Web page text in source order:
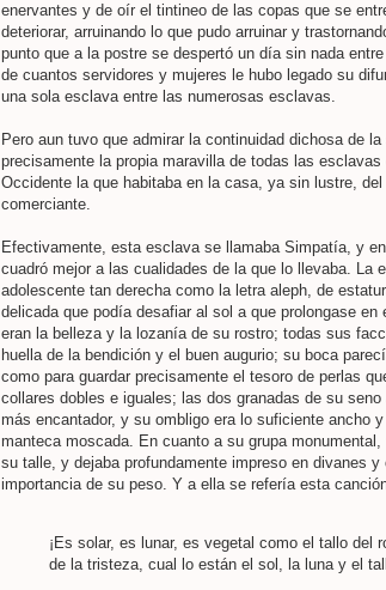
enervantes y de oír el tintineo de las copas que se
deteriorar, arruinando lo que pudo arruinar y
punto que a la postre se despertó un día sin nada
de cuantos servidores y mujeres le hubo legado su
una sola esclava entre las numerosas esclavas.
Pero aun tuvo que admirar la continuidad dichosa de
precisamente la propia maravilla de todas las
Occidente la que habitaba en la casa, ya sin lustre,
comerciante.
Efectivamente, esta esclava se llamaba Simpatía, y
cuadró mejor a las cualidades de la que lo llevaba. La
adolescente tan derecha como la letra aleph, de
delicada que podía desafiar al sol a que prolongase
eran la belleza y la lozanía de su rostro; todas sus
huella de la bendición y el buen augurio; su boca
como para guardar precisamente el tesoro de perlas
collares dobles e iguales; las dos granadas de su
más encantador, y su ombligo era lo suficiente ancho
manteca moscada. En cuanto a su grupa
su talle, y dejaba profundamente impreso en divanes
importancia de su peso. Y a ella se refería esta
¡Es solar, es lunar, es vegetal como el tallo del
de la tristeza, cual lo están el sol, la luna y el